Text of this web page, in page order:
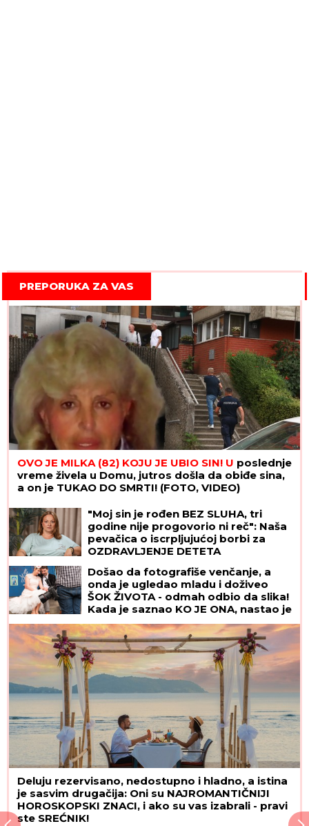
PREPORUKA ZA VAS
OVO JE MILKA (82) KOJU JE UBIO SIN! U poslednje
vreme živela u Domu, jutros došla da obiđe sina,
a on je TUKAO DO SMRTI! (FOTO, VIDEO)
"Moj sin je rođen BEZ SLUHA, tri
godine nije progovorio ni reč": Naša
pevačica o iscrpljujućoj borbi za
OZDRAVLJENJE DETETA
Došao da fotografiše venčanje, a
onda je ugledao mladu i doživeo
ŠOK ŽIVOTA - odmah odbio da slika!
Kada je saznao KO JE ONA, nastao je
opšti HAOS
Deluju rezervisano, nedostupno i hladno, a istina
je sasvim drugačija: Oni su NAJROMANTIČNIJI
HOROSKOPSKI ZNACI, i ako su vas izabrali - pravi
ste SREĆNIK!